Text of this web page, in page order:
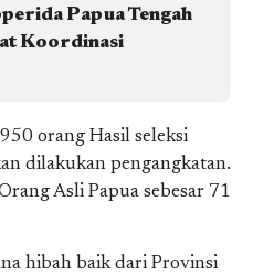
Papua Tengah
Koordinasi
orang Hasil seleksi
dilakukan pengangkatan.
Asli Papua sebesar 71
hibah baik dari Provinsi